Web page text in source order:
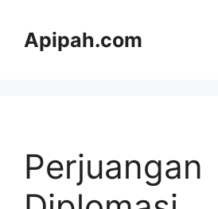
Apipah.com
Perjuangan